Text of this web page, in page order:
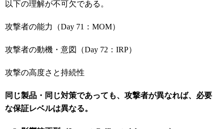
以下の理解が不可欠である。
攻撃者の能力（Day 71：MOM）
攻撃者の動機・意図（Day 72：IRP）
攻撃の高度さと持続性
同じ製品・同じ対策であっても、攻撃者が異なれば、必要
な保証レベルは異なる。